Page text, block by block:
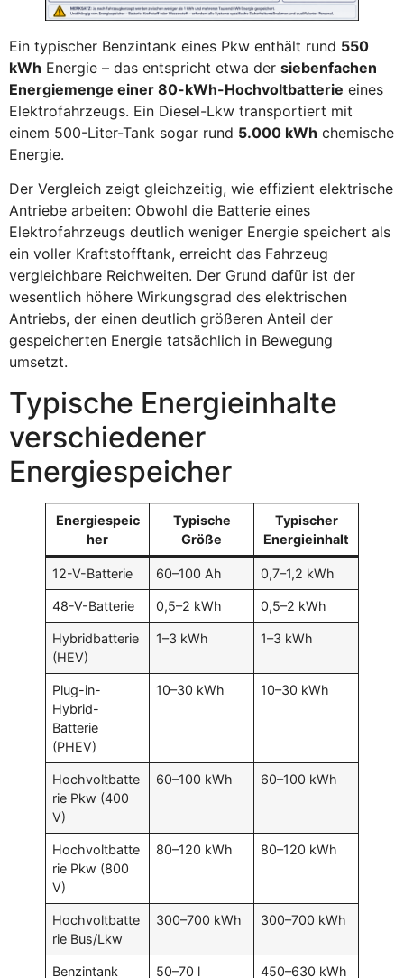
Ein typischer Benzintank eines Pkw enthält rund 550
kWh Energie – das entspricht etwa der siebenfachen
Energiemenge einer 80-kWh-Hochvoltbatterie eines
Elektrofahrzeugs. Ein Diesel-Lkw transportiert mit
einem 500-Liter-Tank sogar rund 5.000 kWh chemische
Energie.
Der Vergleich zeigt gleichzeitig, wie effizient elektrische
Antriebe arbeiten: Obwohl die Batterie eines
Elektrofahrzeugs deutlich weniger Energie speichert als
ein voller Kraftstofftank, erreicht das Fahrzeug
vergleichbare Reichweiten. Der Grund dafür ist der
wesentlich höhere Wirkungsgrad des elektrischen
Antriebs, der einen deutlich größeren Anteil der
gespeicherten Energie tatsächlich in Bewegung
umsetzt.
Typische Energieinhalte
verschiedener
Energiespeicher
Energiespeic
her
Typische
Größe
Typischer
Energieinhalt
12-V-Batterie 60–100 Ah 0,7–1,2 kWh
48-V-Batterie 0,5–2 kWh 0,5–2 kWh
Hybridbatterie
(HEV)
1–3 kWh 1–3 kWh
Plug-in-
Hybrid-
Batterie
(PHEV)
10–30 kWh 10–30 kWh
Hochvoltbatte
rie Pkw (400
V)
60–100 kWh 60–100 kWh
Hochvoltbatte
rie Pkw (800
V)
80–120 kWh 80–120 kWh
Hochvoltbatte
rie Bus/Lkw
300–700 kWh 300–700 kWh
Benzintank 50–70 l 450–630 kWh